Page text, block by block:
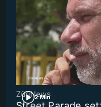
2 Min
ZüriNews